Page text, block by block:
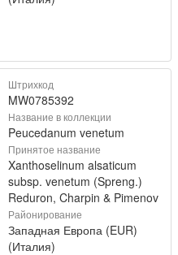
Штрихкод
MW0785392
Название в коллекции
Peucedanum venetum
Принятое название
Xanthoselinum alsaticum
subsp. venetum (Spreng.)
Reduron, Charpin & Pimenov
Районирование
Западная Европа (EUR)
(Италия)